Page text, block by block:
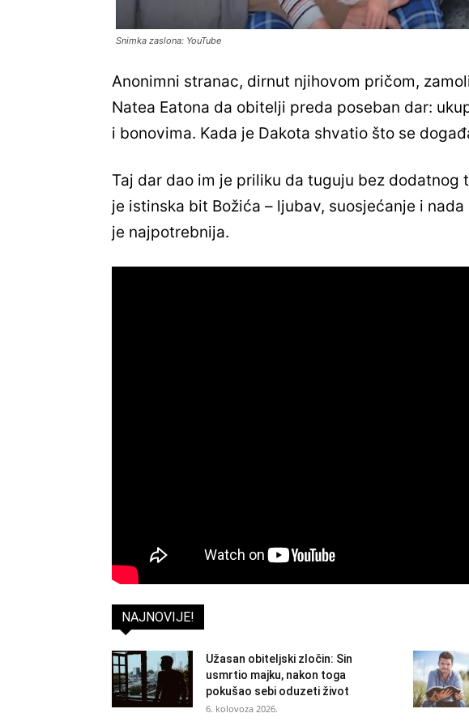
Snimka zaslona: YouTube
Anonimni stranac, dirnut njihovom pričom,
Natea Eatona da obitelji preda poseban dar:
i bonovima. Kada je Dakota shvatio što se
Taj dar dao im je priliku da tuguju bez dodatnog
je istinska bit Božića – ljubav, suosjećanje i
je najpotrebnija.
NAJNOVIJE!
Užasan obiteljski zločin: Sin
usmrtio majku, nakon toga
pokušao sebi oduzeti život
6. kolovoza 2026.